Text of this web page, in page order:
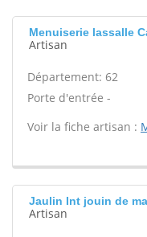
Menuiserie lassalle
Artisan
Département: 62
Porte d'entrée -
Voir la fiche artisan :
Jaulin Int jouin de
Artisan